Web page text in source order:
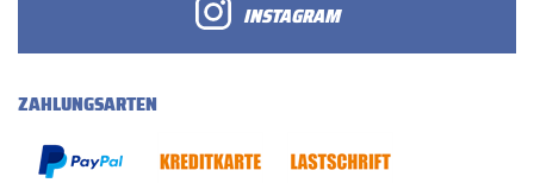
INSTAGRAM
ZAHLUNGSARTEN